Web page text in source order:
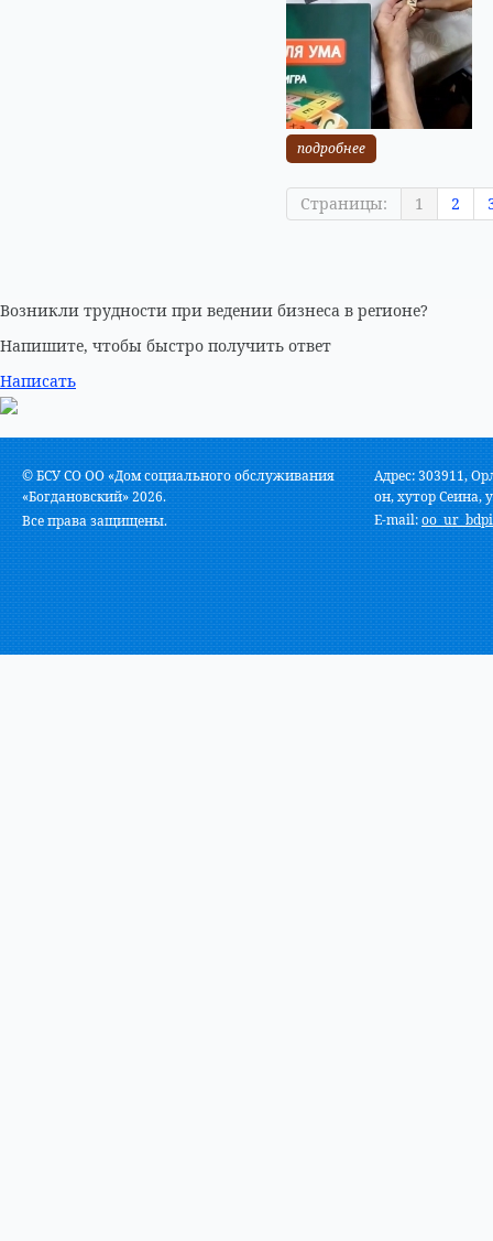
подробнее
Страницы: 1 2
Возникли трудности при ведении бизнеса в регионе?
Напишите, чтобы быстро получить ответ
Написать
© БСУ СО ОО «Дом социального обслуживания
«Богдановский» 2026.
Все права защищены.
Адрес: 303911,
он, хутор Сеина,
E-mail: